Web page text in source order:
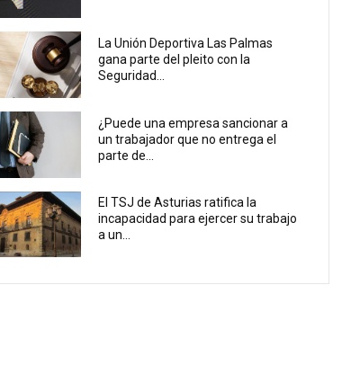
La Unión Deportiva Las Palmas
gana parte del pleito con la
Seguridad...
¿Puede una empresa sancionar a
un trabajador que no entrega el
parte de...
El TSJ de Asturias ratifica la
incapacidad para ejercer su trabajo
a un...